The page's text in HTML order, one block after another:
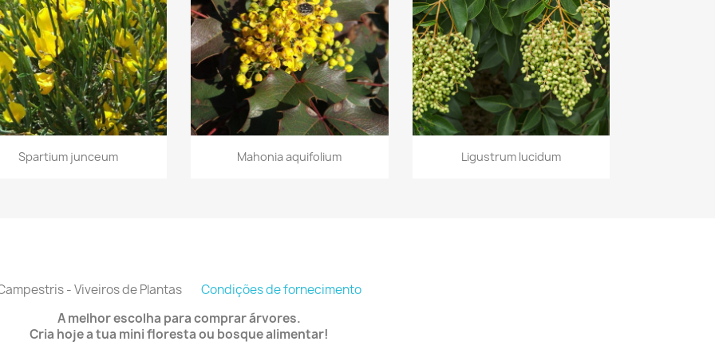
Vista rápida
Spartium junceum Vista rápida
Mahonia aquifolium Vista rápida
Ligustrum lucidum
- Viveiros de Plantas Condições de fornecimento
A melhor escolha para comprar árvores.
Cria hoje a tua mini floresta ou bosque alimentar!